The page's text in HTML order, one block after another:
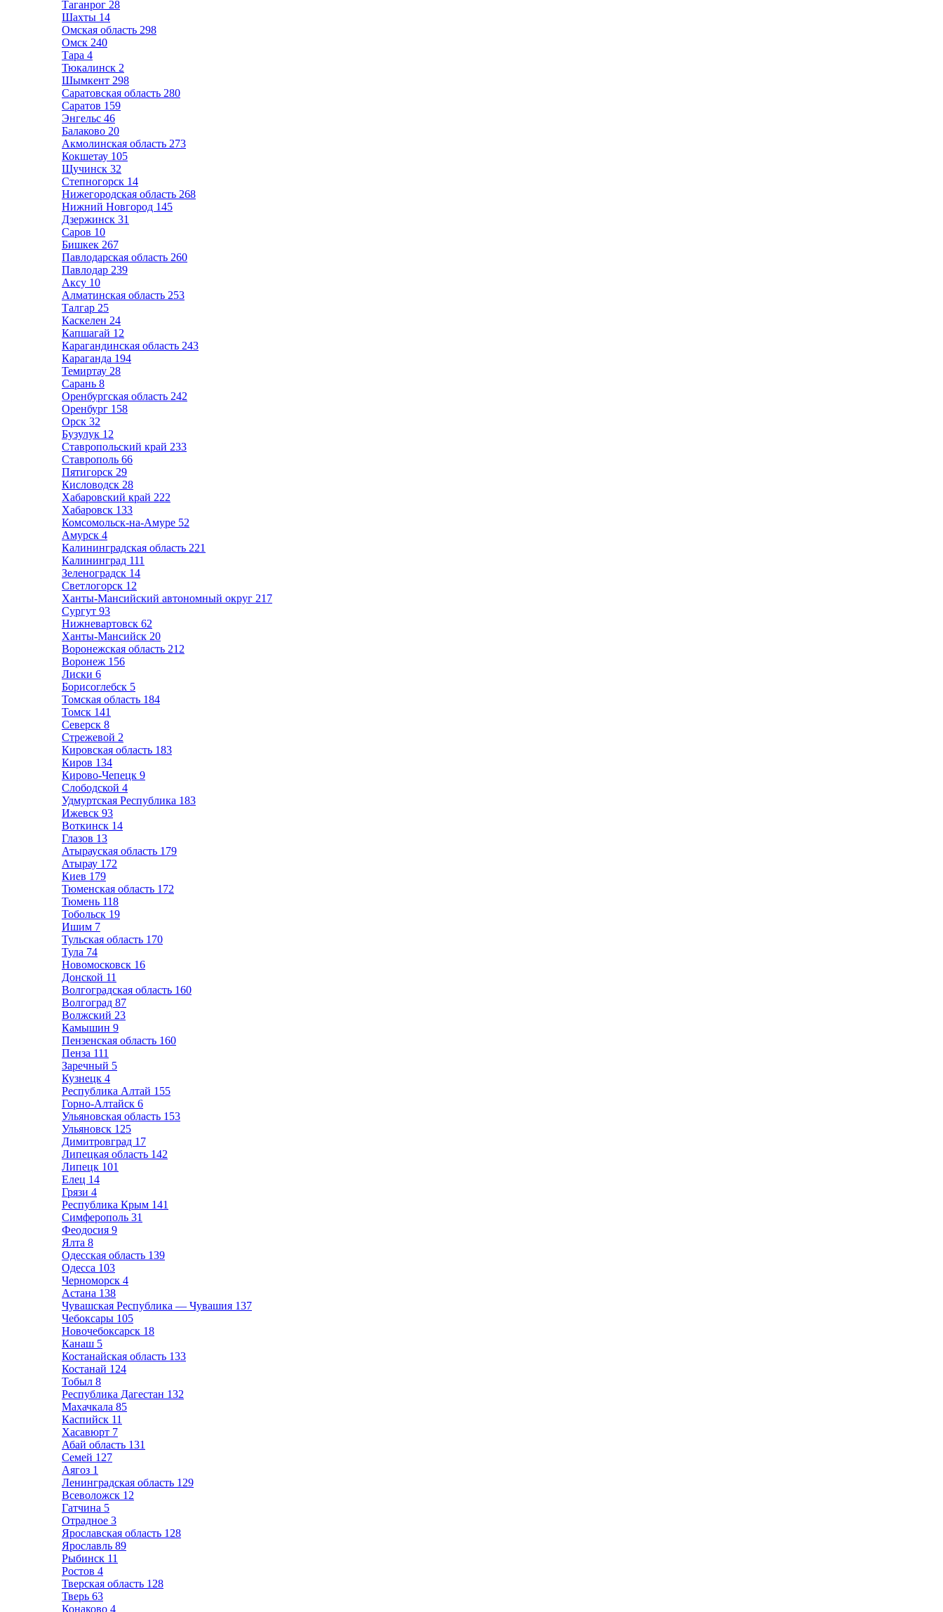
Таганрог 28
Шахты 14
Омская область 298
Омск 240
Тара 4
Тюкалинск 2
Шымкент 298
Саратовская область 280
Саратов 159
Энгельс 46
Балаково 20
Акмолинская область 273
Кокшетау 105
Щучинск 32
Степногорск 14
Нижегородская область 268
Нижний Новгород 145
Дзержинск 31
Саров 10
Бишкек 267
Павлодарская область 260
Павлодар 239
Аксу 10
Алматинская область 253
Талгар 25
Каскелен 24
Капшагай 12
Карагандинская область 243
Караганда 194
Темиртау 28
Сарань 8
Оренбургская область 242
Оренбург 158
Орск 32
Бузулук 12
Ставропольский край 233
Ставрополь 66
Пятигорск 29
Кисловодск 28
Хабаровский край 222
Хабаровск 133
Комсомольск-на-Амуре 52
Амурск 4
Калининградская область 221
Калининград 111
Зеленоградск 14
Светлогорск 12
Ханты-Мансийский автономный округ 217
Сургут 93
Нижневартовск 62
Ханты-Мансийск 20
Воронежская область 212
Воронеж 156
Лиски 6
Борисоглебск 5
Томская область 184
Томск 141
Северск 8
Стрежевой 2
Кировская область 183
Киров 134
Кирово-Чепецк 9
Слободской 4
Удмуртская Республика 183
Ижевск 93
Воткинск 14
Глазов 13
Атырауская область 179
Атырау 172
Киев 179
Тюменская область 172
Тюмень 118
Тобольск 19
Ишим 7
Тульская область 170
Тула 74
Новомосковск 16
Донской 11
Волгоградская область 160
Волгоград 87
Волжский 23
Камышин 9
Пензенская область 160
Пенза 111
Заречный 5
Кузнецк 4
Республика Алтай 155
Горно-Алтайск 6
Ульяновская область 153
Ульяновск 125
Димитровград 17
Липецкая область 142
Липецк 101
Елец 14
Грязи 4
Республика Крым 141
Симферополь 31
Феодосия 9
Ялта 8
Одесская область 139
Одесса 103
Черноморск 4
Астана 138
Чувашская Республика — Чувашия 137
Чебоксары 105
Новочебоксарск 18
Канаш 5
Костанайская область 133
Костанай 124
Тобыл 8
Республика Дагестан 132
Махачкала 85
Каспийск 11
Хасавюрт 7
Абай область 131
Семей 127
Аягоз 1
Ленинградская область 129
Всеволожск 12
Гатчина 5
Отрадное 3
Ярославская область 128
Ярославль 89
Рыбинск 11
Ростов 4
Тверская область 128
Тверь 63
Конаково 4